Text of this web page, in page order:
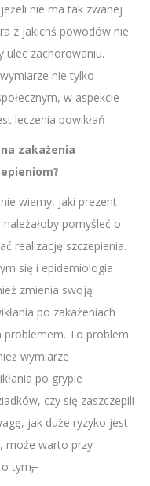
nie ma tak zwanej
z jakichś powodów nie
ulec zachorowaniu.
nie tylko
w aspekcie
leczenia powikłań
zakażenia
wiemy, jaki prezent
pomyśleć o
realizację szczepienia.
się i epidemiologia
zmienia swoją
po zakażeniach
problemem. To problem
wymiarze
po grypie
czy się zaszczepili
jak duże ryzyko jest
może warto przy
tym,